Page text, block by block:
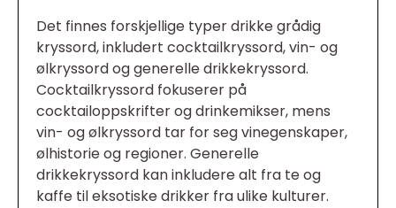
Det finnes forskjellige typer drikke grådig
kryssord, inkludert cocktailkryssord, vin- og
ølkryssord og generelle drikkekryssord.
Cocktailkryssord fokuserer på
cocktailoppskrifter og drinkemikser, mens
vin- og ølkryssord tar for seg vinegenskaper,
ølhistorie og regioner. Generelle
drikkekryssord kan inkludere alt fra te og
kaffe til eksotiske drikker fra ulike kulturer.